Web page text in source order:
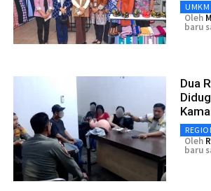
UMKM
Oleh
baru
Dua
Oleh
baru